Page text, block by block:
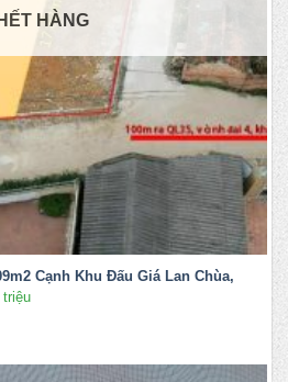
HẾT HÀNG
Cạnh Khu Đấu Giá Lan Chùa,
triệu